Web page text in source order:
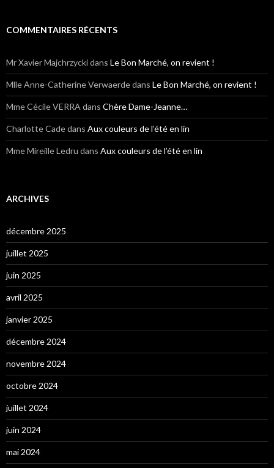
COMMENTAIRES RÉCENTS
Mr Xavier Majchrzyckidans Le Bon Marché, on revient !
Mlle Anne-Catherine Verwaerdedans Le Bon Marché, on revient !
Mme Cécile VERRA dans Chère Dame-Jeanne…
Charlotte Cadedans Aux couleurs de l’été en lin
Mme Mireille Ledru dans Aux couleurs de l’été en lin
ARCHIVES
décembre 2025
juillet 2025
juin 2025
avril 2025
janvier 2025
décembre 2024
novembre 2024
octobre 2024
juillet 2024
juin 2024
mai 2024